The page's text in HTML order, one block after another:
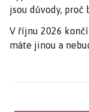
jsou důvody, proč
V říjnu 2026
máte jinou a